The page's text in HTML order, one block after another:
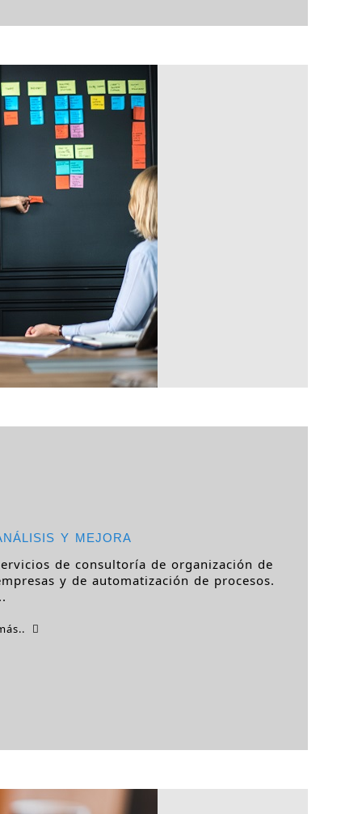
Y MEJORA
de consultoría de organización de
y de automatización de procesos.